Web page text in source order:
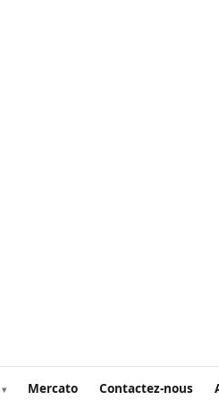
Mercato Contactez-nous